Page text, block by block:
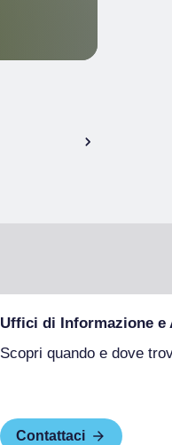
Uffici di Informazione e
Scopri quando e dove
Contattaci